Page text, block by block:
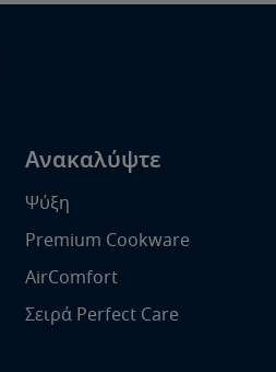
Ανακαλύψτε
Ψύξη
Premium Cookware
AirComfort
Σειρά Perfect Care